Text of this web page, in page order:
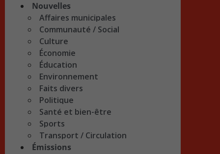
Nouvelles
Affaires municipales
Communauté / Social
Culture
Économie
Éducation
Environnement
Faits divers
Politique
Santé et bien-être
Sports
Transport / Circulation
Émissions